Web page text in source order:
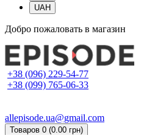
UAH
Добро пожаловать в магазин
+38 (096) 229-54-77
+38 (099) 765-06-33
allepisode.ua@gmail.com
Товаров 0 (0.00 грн)